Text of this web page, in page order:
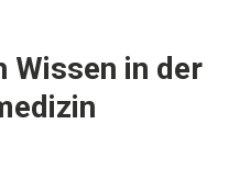
in der